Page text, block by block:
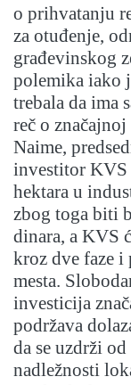
o prihvatanju
za otuđenje,
građevinskog
polemika iako
trebala da ima
reč o
Naime,
investitor KVS
hektara u
zbog toga biti
dinara, a KVS
kroz dve faze
mesta.
investicija
podržava
da se uzdrži
nadležnosti